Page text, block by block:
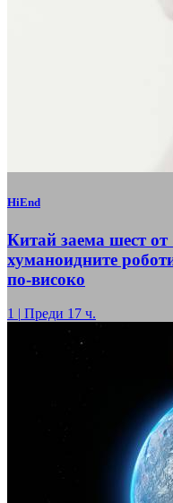
HiEnd
Китай заема шест от
хуманоидните
по-високо
1 | Преди 17 ч.